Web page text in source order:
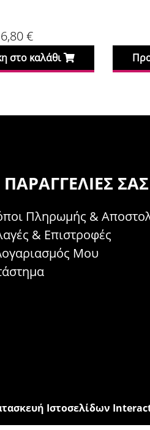
6,80€
στο καλάθι
ΠΑΡΑΓΓΕΛΊΕΣ ΣΑΣ
Πληρωμής &
& Επιστροφές
Μου
Ιστοσελίδων